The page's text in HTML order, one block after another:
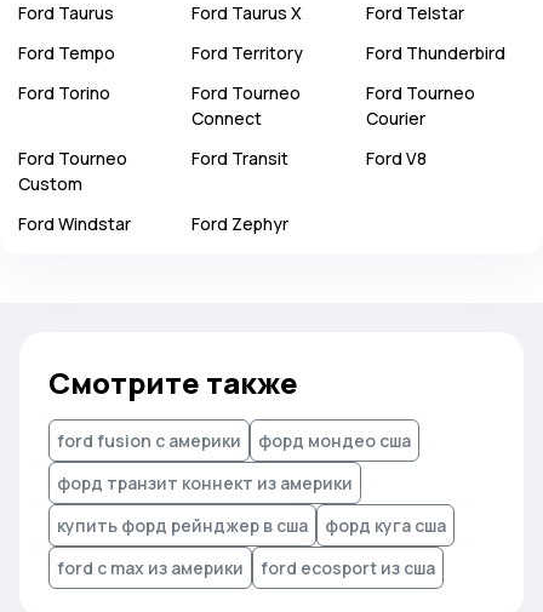
Ford Taurus Ford Taurus X Ford Telstar
Ford Tempo Ford Territory Ford Thunderbird
Ford Torino Ford Tourneo
Connect
Ford Tourneo
Courier
Ford Tourneo
Custom
Ford Transit Ford V8
Ford Windstar Ford Zephyr
Смотрите также
ford fusion с америки
форд мондео сша
форд транзит коннект из америки
купить форд рейнджер в сша
форд куга сша
ford c max из америки
ford ecosport из сша